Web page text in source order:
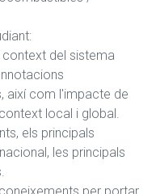
context del sistema
així com l'impacte de
local i global.
els principals
les principals